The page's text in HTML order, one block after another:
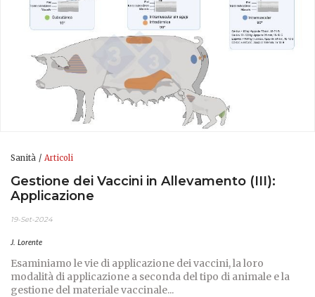
Sanità Articoli
Gestione dei Vaccini in Allevamento (III):
Applicazione
19-Set-2024
J. Lorente
Esaminiamo le vie di applicazione dei vaccini, la loro
modalità di applicazione a seconda del tipo di animale e la
gestione del materiale vaccinale...